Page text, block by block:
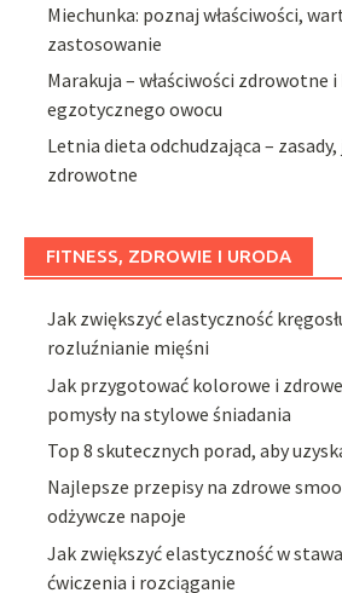
Miechunka: poznaj właściwości,
zastosowanie
Marakuja – właściwości zdrowotne
egzotycznego owocu
Letnia dieta odchudzająca –
zdrowotne
FITNESS, ZDROWIE I URODA
Jak zwiększyć elastyczność
rozluźnianie mięśni
Jak przygotować kolorowe i
pomysły na stylowe śniadania
Top 8 skutecznych porad, aby
Najlepsze przepisy na zdrowe
odżywcze napoje
Jak zwiększyć elastyczność w
ćwiczenia i rozciąganie